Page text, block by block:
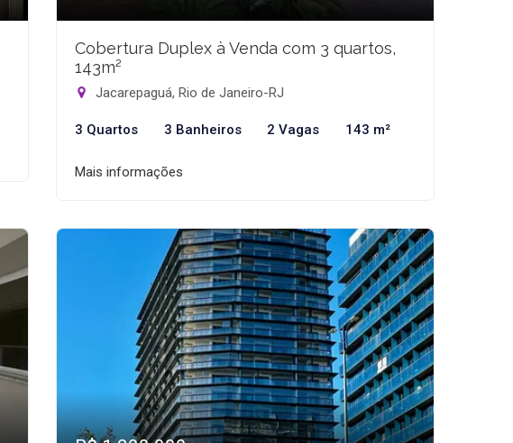
Cobertura Duplex à Venda com 3 quartos,
143m²
Jacarepaguá, Rio de Janeiro-RJ
3 Quartos 3 Banheiros 2 Vagas 143 m²
Mais informações